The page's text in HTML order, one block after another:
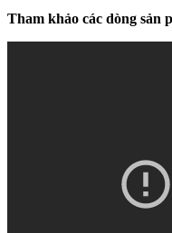
Tham khảo các dòng sản